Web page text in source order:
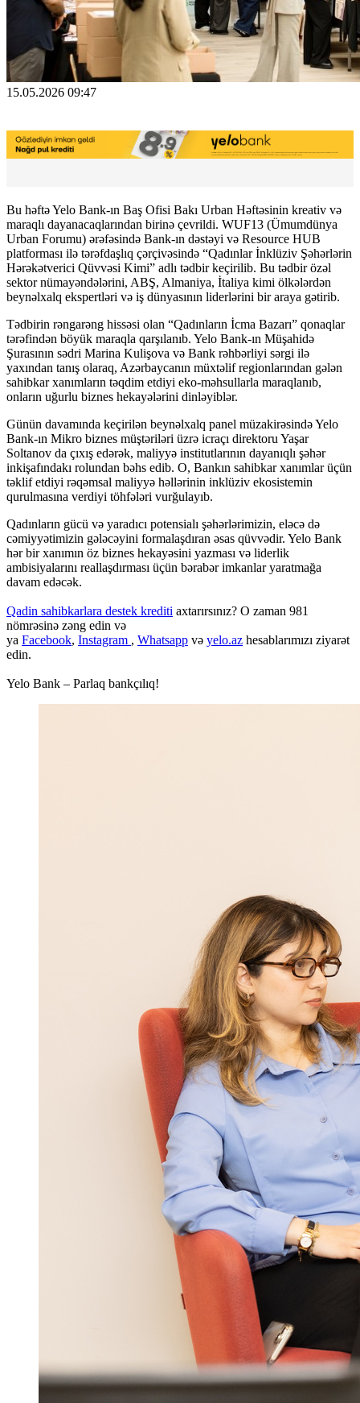
15.05.2026 09:47
Bu həftə Yelo Bank-ın Baş Ofisi Bakı Urban Həftəsinin kreativ və
maraqlı dayanacaqlarından birinə çevrildi. WUF13 (Ümumdünya
Urban Forumu) ərəfəsində Bank-ın dəstəyi və Resource HUB
platforması ilə tərəfdaşlıq çərçivəsində “Qadınlar İnklüziv Şəhərlərin
Hərəkətverici Qüvvəsi Kimi” adlı tədbir keçirilib. Bu tədbir özəl
sektor nümayəndələrini, ABŞ, Almaniya, İtaliya kimi ölkələrdən
beynəlxalq ekspertləri və iş dünyasının liderlərini bir araya gətirib.
Tədbirin rəngarəng hissəsi olan “Qadınların İcma Bazarı” qonaqlar
tərəfindən böyük maraqla qarşılanıb. Yelo Bank-ın Müşahidə
Şurasının sədri Marina Kulişova və Bank rəhbərliyi sərgi ilə
yaxından tanış olaraq, Azərbaycanın müxtəlif regionlarından gələn
sahibkar xanımların təqdim etdiyi eko-məhsullarla maraqlanıb,
onların uğurlu biznes hekayələrini dinləyiblər.
Günün davamında keçirilən beynəlxalq panel müzakirəsində Yelo
Bank-ın Mikro biznes müştəriləri üzrə icraçı direktoru Yaşar
Soltanov da çıxış edərək, maliyyə institutlarının dayanıqlı şəhər
inkişafındakı rolundan bəhs edib. O, Bankın sahibkar xanımlar üçün
təklif etdiyi rəqəmsal maliyyə həllərinin inklüziv ekosistemin
qurulmasına verdiyi töhfələri vurğulayıb.
Qadınların gücü və yaradıcı potensialı şəhərlərimizin, eləcə də
cəmiyyətimizin gələcəyini formalaşdıran əsas qüvvədir. Yelo Bank
hər bir xanımın öz biznes hekayəsini yazması və liderlik
ambisiyalarını reallaşdırması üçün bərabər imkanlar yaratmağa
davam edəcək.
Qadin sahibkarlara destek krediti axtarırsınız? O zaman 981
nömrəsinə zəng edin və
ya Facebook, Instagram , Whatsapp və yelo.az hesablarımızı ziyarət
edin.
Yelo Bank – Parlaq bankçılıq!